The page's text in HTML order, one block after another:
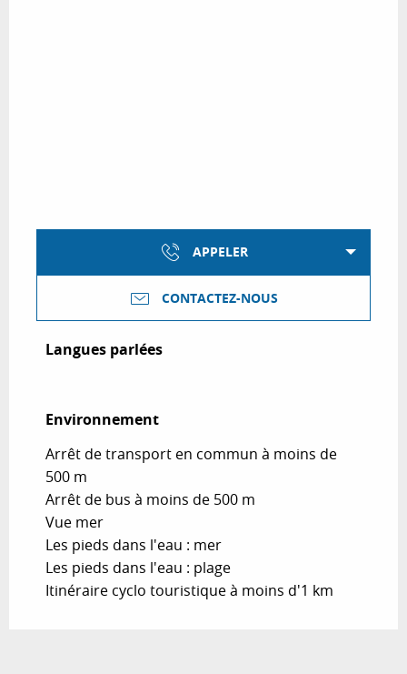
APPELER
CONTACTEZ-NOUS
Langues parlées
Langues parlées
Environnement
Environnement
Arrêt de transport en commun à moins de
500 m
Arrêt de bus à moins de 500 m
Vue mer
Les pieds dans l'eau : mer
Les pieds dans l'eau : plage
Itinéraire cyclo touristique à moins d'1 km